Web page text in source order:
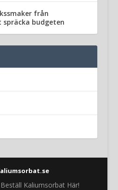
från
budgeten
Beställ Kaliumsorbat Här!